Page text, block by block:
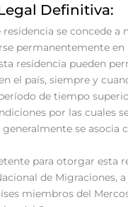
Definitiva:
se concede a
permanentemente en
residencia pueden
el país, siempre y
de tiempo
por las cuales
generalmente se asocia
para otorgar esta
de Migraciones,
miembros del